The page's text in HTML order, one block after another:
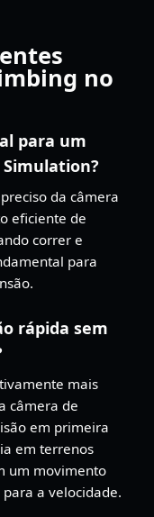
no
para um
da câmera
eficiente de
correr e
para
rápida sem
mais
câmera de
em primeira
em terrenos
um movimento
a velocidade.